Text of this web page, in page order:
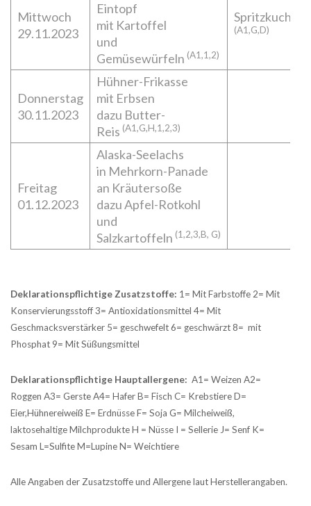
Mittwoch
29.11.2023
Eintopf
mit Kartoffel
und
Gemüsewürfeln (A1,1,2)
Spritzkuchen
(A1,G,D)
Donnerstag
30.11.2023
Hühner-Frikasse
mit Erbsen
dazu Butter-
Reis (A1,G,H,1,2,3)
Freitag
01.12.2023
Alaska-Seelachs
in Mehrkorn-Panade
an Kräutersoße
dazu Apfel-Rotkohl
und
Salzkartoffeln (1,2,3,B, G)
Deklarationspflichtige Zusatzstoffe: 1= Mit Farbstoffe 2= Mit
Konservierungsstoff 3= Antioxidationsmittel 4= Mit
Geschmacksverstärker 5= geschwefelt 6= geschwärzt 8= mit
Phosphat 9= Mit Süßungsmittel
Deklarationspflichtige Hauptallergene: A1= Weizen A2=
Roggen A3= Gerste A4= Hafer B= Fisch C= Krebstiere D=
Eier,Hühnereiweiß E= Erdnüsse F= Soja G= Milcheiweiß,
laktosehaltige Milchprodukte H = Nüsse I = Sellerie J= Senf K=
Sesam L=Sulfite M=Lupine N= Weichtiere
Alle Angaben der Zusatzstoffe und Allergene laut Herstellerangaben.